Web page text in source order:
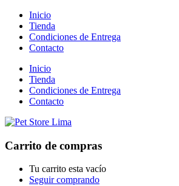
Inicio
Tienda
Condiciones de Entrega
Contacto
Inicio
Tienda
Condiciones de Entrega
Contacto
Carrito de compras
Tu carrito esta vacío
Seguir comprando